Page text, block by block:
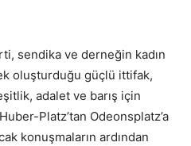
sendika ve derneğin kadın
oluşturduğu güçlü ittifak,
adalet ve barış için
Platz’tan Odeonsplatz’a
konuşmaların ardından